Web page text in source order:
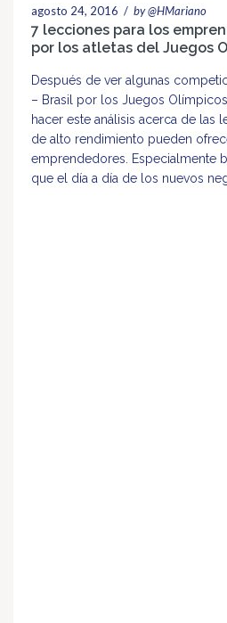
agosto 24, 2016 / by @HMariano
7 lecciones para los
por los atletas del Juegos
Después de ver algunas
– Brasil por los Juegos
hacer este análisis acerca de las
de alto rendimiento pueden
emprendedores. Especialmente
que el día a día de los nuevos